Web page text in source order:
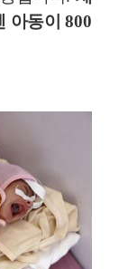
아동이 800